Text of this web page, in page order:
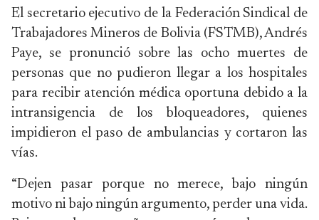
El secretario ejecutivo de la Federación Sindical de
Trabajadores Mineros de Bolivia (FSTMB), Andrés
Paye, se pronunció sobre las ocho muertes de
personas que no pudieron llegar a los hospitales
para recibir atención médica oportuna debido a la
intransigencia de los bloqueadores, quienes
impidieron el paso de ambulancias y cortaron las
vías.
“Dejen pasar porque no merece, bajo ningún
motivo ni bajo ningún argumento, perder una vida.